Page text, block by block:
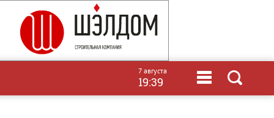
7 августа
19:39